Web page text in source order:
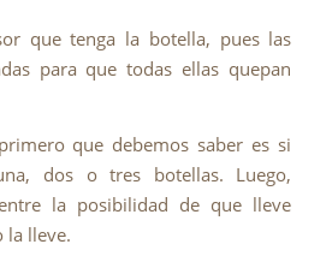
que tenga la botella, pues las
para que todas ellas quepan
que debemos saber es si
dos o tres botellas. Luego,
la posibilidad de que lleve
la lleve.